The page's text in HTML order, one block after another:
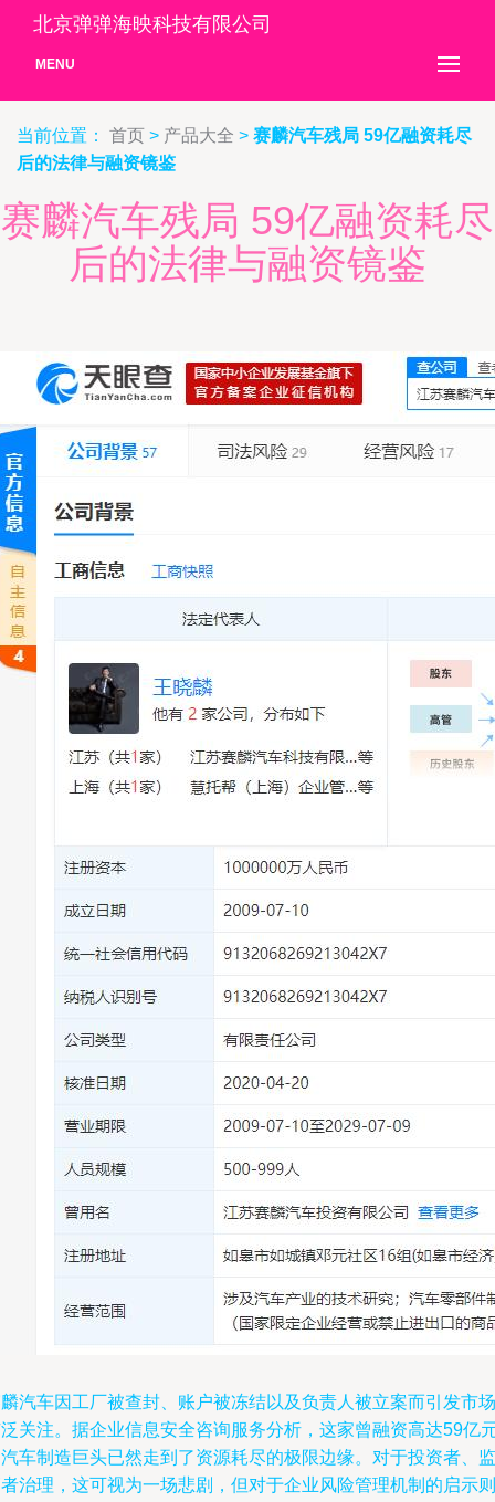
北京弹弹海映科技有限公司
MENU
当前位置： 首页 > 产品大全 > 赛麟汽车残局 59亿融资耗尽
后的法律与融资镜鉴
赛麟汽车残局 59亿融资耗尽
后的法律与融资镜鉴
汽车因工厂被查封、账户被冻结以及负责人被立案而引发市场
关注。据企业信息安全咨询服务分析，这家曾融资高达59亿
车制造巨头已然走到了资源耗尽的极限边缘。对于投资者、监
治理，这可视为一场悲剧，但对于企业风险管理机制的启示则